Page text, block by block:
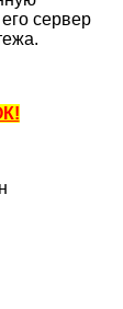
сервер